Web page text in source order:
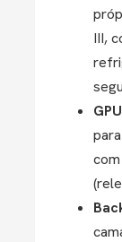
III,